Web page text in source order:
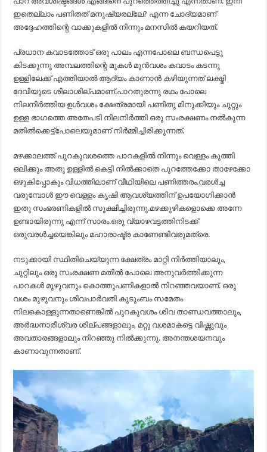
ഇതെല്ലാം പണിതത് മനുഷ്യരല്ലേ? എന്ന ചോദ്യമാണ്
അദ്ദേഹത്തിന്റെ വാക്കുകളിൽ നിന്നും മനസിൽ കയറിയത്.
പ്രധാന കവാടത്തോട് ഒരു പാലം എന്നപോലെ ബന്ധപെട്ടു
കിടക്കുന്നു അമ്പലത്തിന്റെ മുകൾ മുൻവശം കവാടം കടന്നു
ഉള്ളിലേക്ക് എത്തിയാൽ ആദ്യം കാണാൻ കഴിയുന്നത് ലക്ഷ്മി
ദേവിയുടെ ശിലാശില്പമാണ്.പാറതുരന്നു രഥം പോലെ
നിലനിർത്തിയ ഉൾവശം ക്ഷേത്രമായി പണിതു മിനുക്കിയും ചുറ്റും
ഉള്ള ഭാഗത്തെ അതേപടി നിലനിർത്തി ഒരു സംരക്ഷണം നൽകുന്ന
മതിൽക്കെട്ട്പോലെയുമാണ് നിർമ്മിച്ചിരിക്കുന്നത്.
മഴക്കാലത്ത് പുറകുവശത്തെ പാറകളിൽ നിന്നും വെള്ളം കുത്തി
ഒലിക്കും അതു ഉള്ളിൽ കെട്ടി നിൽക്കാതെ പുറത്തേക്കോ താഴേക്കോ
ഒഴുകിപ്പോകും വിധത്തിലാണ് വീഥിയിലെ പണിത്തരം.വരൾച്ച
വരുമ്പോൾ ഈ വെള്ളം കൃഷി ആവശ്യത്തിന് ഉപയോഗിക്കാൻ
ഇതു സംഭരണികളിൽ സൂക്ഷിച്ചിരുന്നു.മഴക്കുഴികളൊക്കെ അന്നേ
ഉണ്ടായിരുന്നു എന്ന് സാരം.ഒരു വ്യാഴവട്ടത്തിനിടക്ക്
ഒരുവരൾച്ചയെങ്കിലും മഹാരാഷ്ട്ര കാണേണ്ടിവരുമത്രെ.
നടുക്കായി സ്ഥിതിചെയ്യുന്ന ക്ഷേത്രം മാറ്റി നിർത്തിയാലും,
ചുറ്റിലും ഒരു സംരക്ഷണ മതിൽ പോലെ അനുവർത്തിക്കുന്ന
പാറകൾ മുഴുവനും കൊത്തുപണികളാൽ നിറഞ്ഞവയാണ്. ഒരു
വശം മുഴുവനും ശിവപാർവതി കുടുംബം സമേതം
നിലകൊള്ളുന്നതാണെങ്കിൽ പുറകുവശം ശിവ താണ്ഡവത്താലും,
അർദ്ധനാരീശ്വര ശില്പങ്ങളാലും, മറ്റു വശമാകട്ടെ വിഷ്ണുവും
അവതാരങ്ങളാലും നിറഞ്ഞു നിൽക്കുന്നു. അനന്തശയനവും
കാണാവുന്നതാണ്.